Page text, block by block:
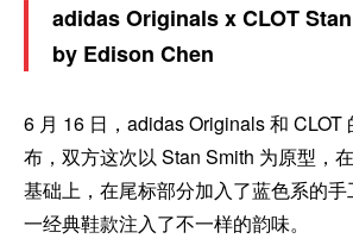
adidas Originals x CLOT
by Edison Chen
6 月 16 日，adidas Originals 和 CLOT
布，双方这次以 Stan Smith 为原型，
基础上，在尾标部分加入了蓝色系的
一经典鞋款注入了不一样的韵味。